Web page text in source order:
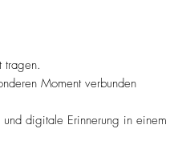
tragen.
Moment verbunden
digitale Erinnerung in einem